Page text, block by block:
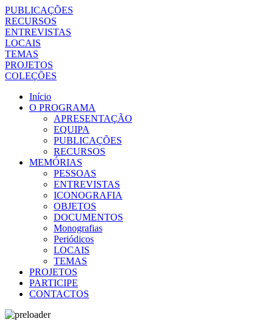
PUBLICAÇÕES
RECURSOS
ENTREVISTAS
LOCAIS
TEMAS
PROJETOS
COLEÇÕES
Início
O PROGRAMA
APRESENTAÇÃO
EQUIPA
PUBLICAÇÕES
RECURSOS
MEMÓRIAS
PESSOAS
ENTREVISTAS
ICONOGRAFIA
OBJETOS
DOCUMENTOS
Monografias
Periódicos
LOCAIS
TEMAS
PROJETOS
PARTICIPE
CONTACTOS